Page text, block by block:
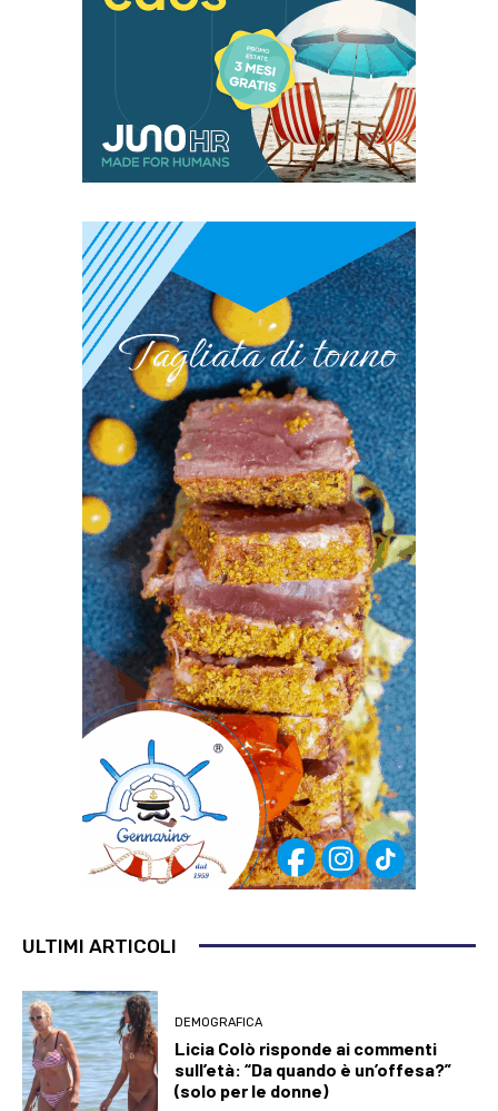
ULTIMI ARTICOLI
DEMOGRAFICA
Licia Colò risponde ai commenti
sull’età: “Da quando è un’offesa?”
(solo per le donne)